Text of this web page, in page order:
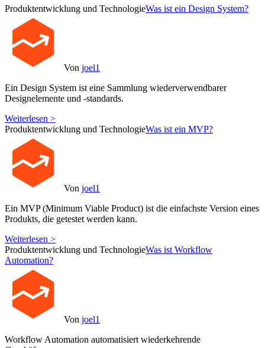
Produktentwicklung und TechnologieWas ist ein Design System?
Von joel1
Ein Design System ist eine Sammlung wiederverwendbarer
Designelemente und -standards.
Weiterlesen >
Produktentwicklung und TechnologieWas ist ein MVP?
Von joel1
Ein MVP (Minimum Viable Product) ist die einfachste Version eines
Produkts, die getestet werden kann.
Weiterlesen >
Produktentwicklung und TechnologieWas ist Workflow
Automation?
Von joel1
Workflow Automation automatisiert wiederkehrende